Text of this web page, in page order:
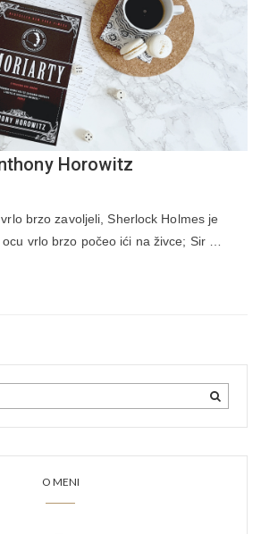
Horowitz
brzo zavoljeli, Sherlock Holmes je
vrlo brzo počeo ići na živce; Sir …
O MENI